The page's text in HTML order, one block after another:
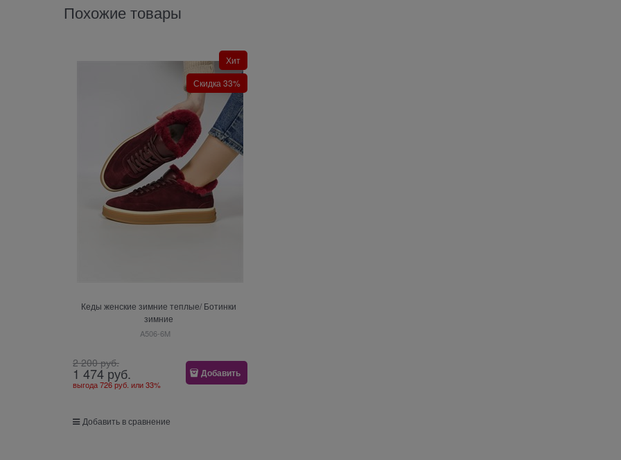
Похожие товары
Кеды женские зимние теплые/ Ботинки
зимние
A506-6M
Хит
Скидка 33%
2 200 руб.
1 474 руб.
выгода726 руб. или33%
Добавить
Добавить в сравнение